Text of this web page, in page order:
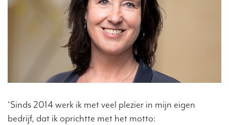
‘Sinds 2014 werk ik met veel plezier in mijn eigen
bedrijf, dat ik oprichtte met het motto: